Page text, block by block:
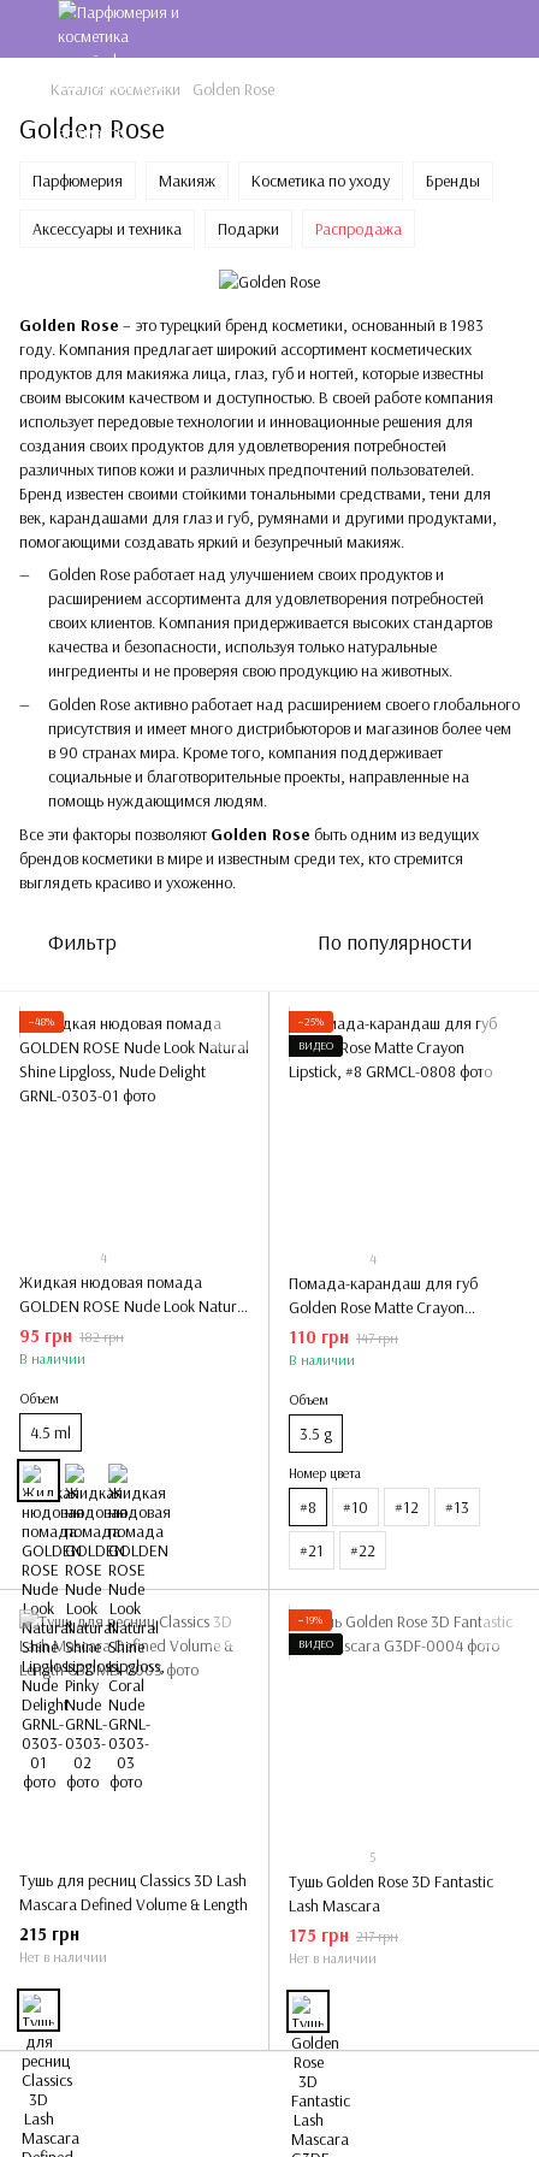
Каталог косметики Golden Rose
Golden Rose
Парфюмерия Макияж Косметика по уходу Бренды
Аксессуары и техника Подарки Распродажа
Golden Rose – это турецкий бренд косметики, основанный в 1983
году. Компания предлагает широкий ассортимент косметических
продуктов для макияжа лица, глаз, губ и ногтей, которые известны
своим высоким качеством и доступностью. В своей работе компания
использует передовые технологии и инновационные решения для
создания своих продуктов для удовлетворения потребностей
различных типов кожи и различных предпочтений пользователей.
Бренд известен своими стойкими тональными средствами, тени для
век, карандашами для глаз и губ, румянами и другими продуктами,
помогающими создавать яркий и безупречный макияж.
Golden Rose работает над улучшением своих продуктов и
расширением ассортимента для удовлетворения потребностей
своих клиентов. Компания придерживается высоких стандартов
качества и безопасности, используя только натуральные
ингредиенты и не проверяя свою продукцию на животных.
Golden Rose активно работает над расширением своего глобального
присутствия и имеет много дистрибьюторов и магазинов более чем
в 90 странах мира. Кроме того, компания поддерживает
социальные и благотворительные проекты, направленные на
помощь нуждающимся людям.
Все эти факторы позволяют Golden Rose быть одним из ведущих
брендов косметики в мире и известным среди тех, кто стремится
выглядеть красиво и ухоженно.
Фильтр По популярности
−48%
4
Жидкая нюдовая помада
GOLDEN ROSE Nude Look Natural
Shine Lipgloss, Nude Delight
95 грн 182 грн
В наличии
Объем
4.5 ml
−25%
ВИДЕО
4
Помада-карандаш для губ
Golden Rose Matte Crayon
Lipstick, #8
110 грн 147 грн
В наличии
Объем
3.5 g
Номер цвета
#8 #10 #12
#13
#21
#22
Тушь для ресниц Classics 3D Lash
Mascara Defined Volume & Length
215 грн
Нет в наличии
−19%
ВИДЕО
5
Тушь Golden Rose 3D Fantastic
Lash Mascara
175 грн 217 грн
Нет в наличии